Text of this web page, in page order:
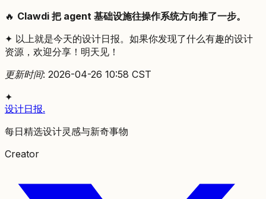
🔥 Clawdi 把 agent 基础设施往操作系统方向推了一步。
✦ 以上就是今天的设计日报。如果你发现了什么有趣的设计
资源，欢迎分享！明天见！
更新时间: 2026-04-26 10:58 CST
✦
设计日报.
每日精选设计灵感与新奇事物
Creator